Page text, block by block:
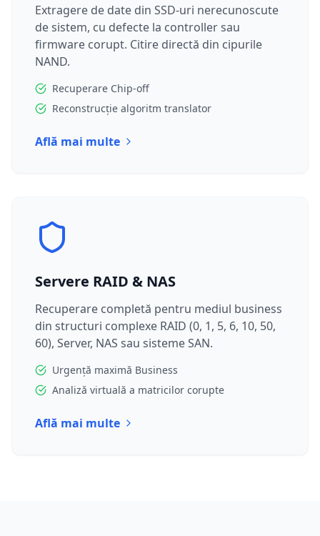
Extragere de date din SSD-uri nerecunoscute
de sistem, cu defecte la controller sau
firmware corupt. Citire directă din cipurile
NAND.
Recuperare Chip-off
Reconstrucție algoritm translator
Află mai multe
Servere RAID & NAS
Recuperare completă pentru mediul business
din structuri complexe RAID (0, 1, 5, 6, 10, 50,
60), Server, NAS sau sisteme SAN.
Urgență maximă Business
Analiză virtuală a matricilor corupte
Află mai multe